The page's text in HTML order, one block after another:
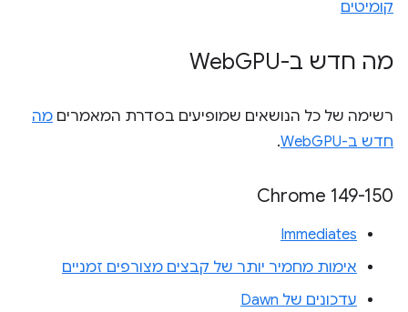
קומיטים
מה חדש ב-WebGPU
רשימה של כל הנושאים שמופיעים בסדרת המאמרים מה
חדש ב-WebGPU
.
‫Chrome 149-150
Immediates
אימות מחמיר יותר של קבצים מצורפים זמניים
עדכונים של Dawn